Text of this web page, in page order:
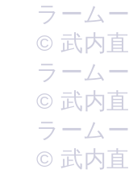
ラーム
© 武内
ラーム
© 武内
ラーム
© 武内